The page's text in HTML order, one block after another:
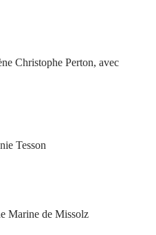
Christophe Perton, avec
Tesson
Marine de Missolz